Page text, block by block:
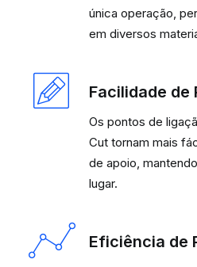
única operação,
em diversos
Facilidade de
Os pontos de
Cut tornam mais
de apoio,
lugar.
Eficiência de